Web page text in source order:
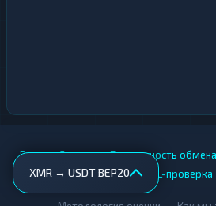
XMR → USDT BEP20
Вики • Города • Безопасность обмена
AML-проверка